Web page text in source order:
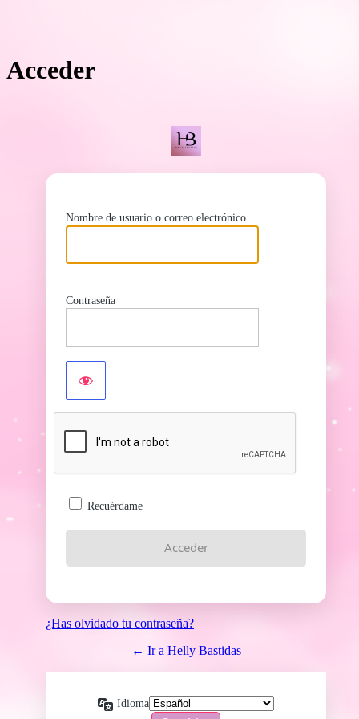
Acceder
Nombre de usuario o correo electrónico
Contraseña
Recuérdame
¿Has olvidado tu contraseña?
← Ir a Helly Bastidas
Idioma